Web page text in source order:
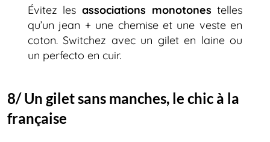
Évitez les associations monotonestelles
qu’un jean + une chemise et une veste en
coton. Switchez avec un gilet en laine ou
un perfecto en cuir.
8/ Un gilet sans manches, le chic à la
française